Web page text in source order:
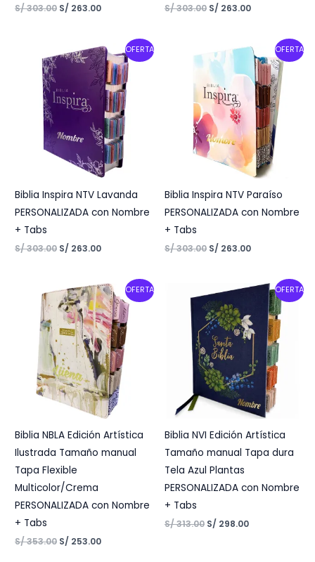
S/303.00 S/ 263.00 S/303.00 S/ 263.00
OFERTA
Biblia Inspira NTV Lavanda
PERSONALIZADA con Nombre
+ Tabs
S/303.00
Original
price
S/ 303.00.
S/ 263.00
Current
price
is:
S/ 263.00.
OFERTA
Biblia Inspira NTV Paraíso
PERSONALIZADA con Nombre
+ Tabs
S/303.00
Original
price
was:
S/ 303.00.
S/ 263.00
Current
price
is:
S/ 263.00.
OFERTA
Biblia NBLA Edición Artística
Ilustrada Tamaño manual
Tapa Flexible
Multicolor/Crema
PERSONALIZADA con Nombre
+ Tabs
S/353.00
Original
price
was:
S/ 353.00.
S/ 253.00
Current
price
is:
S/ 253.00.
OFERTA
Biblia NVI Edición Artística
Tamaño manual Tapa dura
Tela Azul Plantas
PERSONALIZADA con Nombre
+ Tabs
S/313.00
Original
price
was:
S/ 313.00.
S/ 298.00
Current
price
S/ 298.00.